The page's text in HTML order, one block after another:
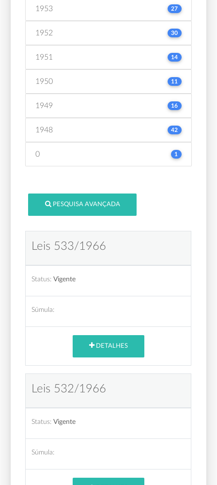
1953 27
1952 30
1951 14
1950 11
1949 16
1948 42
0 1
PESQUISA AVANÇADA
Leis 533/1966
Status: Vigente
Súmula:
DETALHES
Leis 532/1966
Status: Vigente
Súmula: